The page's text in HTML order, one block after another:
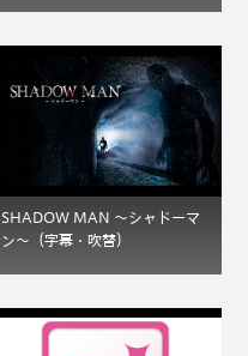
SHADOW MAN 〜シャドーマ
ン〜（字幕・吹替）